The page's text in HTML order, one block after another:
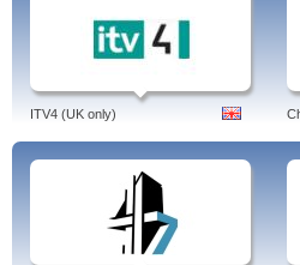
ITV4 (UK only)